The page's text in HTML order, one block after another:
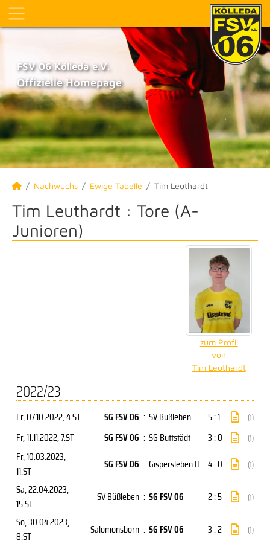
FSV 06 Kölleda e.V.
Offizielle Homepage
Nachwuchs Ewige Tabelle Tim Leuthardt
Tim Leuthardt : Tore (A-
Junioren)
zum Profil
von
Tim Leuthardt
2022/23
Fr, 07.10.2022, 4.ST SG FSV 06 : SV Büßleben 5 : 1 (1)
Fr, 11.11.2022, 7.ST SG FSV 06 : SG Buttstädt 3 : 0 (1)
Fr, 10.03.2023,
11.ST
SG FSV 06 : Gispersleben II 4 : 0 (1)
Sa, 22.04.2023,
15.ST
SV Büßleben : SG FSV 06 2 : 5 (1)
So, 30.04.2023,
8.ST
Salomonsborn : SG FSV 06 3 : 2 (1)